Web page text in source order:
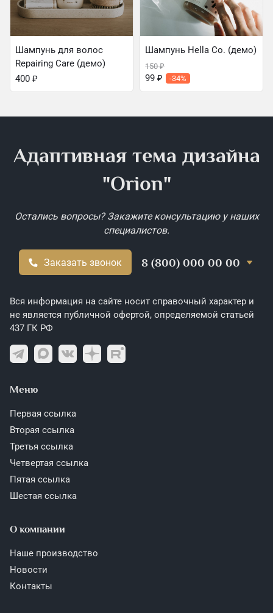
Шампунь для волос
Repairing Care (демо)
400 ₽
Шампунь Hella Co. (демо)
150₽
99 ₽ -34%
Адаптивная тема дизайна
"Orion"
Остались вопросы? Закажите консультацию у наших
специалистов.
Заказать звонок 8 (800) 000 00 00
Вся информация на сайте носит справочный характер и
не является публичной офертой, определяемой статьей
437 ГК РФ
Меню
Первая ссылка
Вторая ссылка
Третья ссылка
Четвертая ссылка
Пятая ссылка
Шестая ссылка
О компании
Наше производство
Новости
Контакты